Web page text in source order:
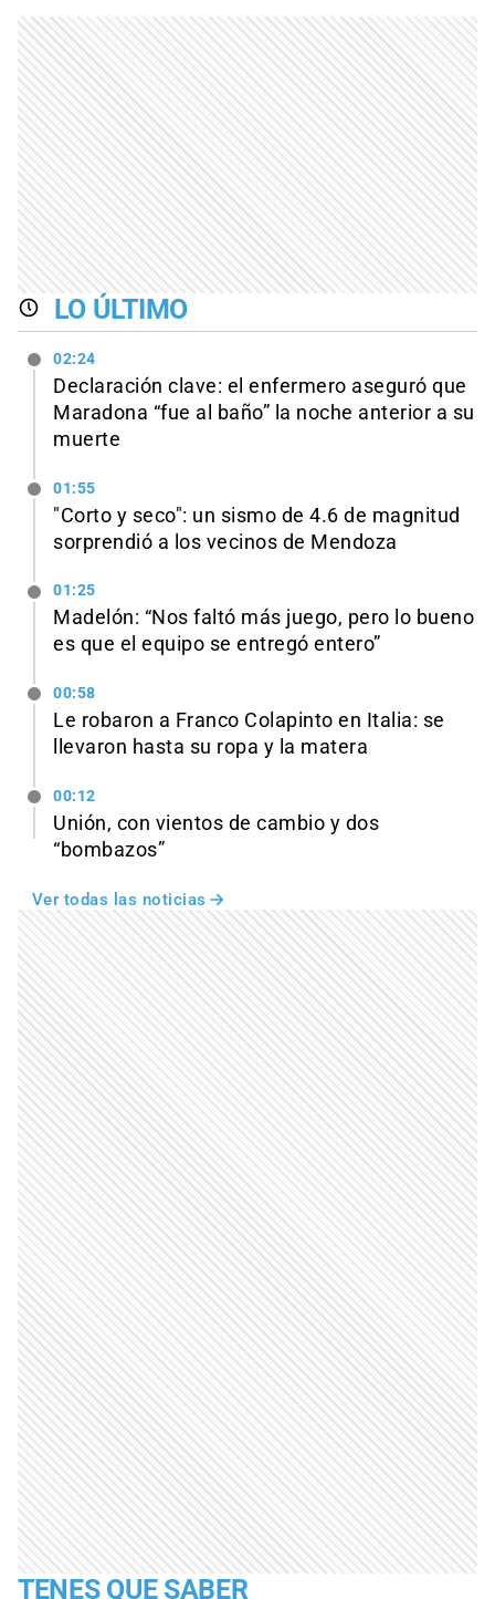
LO ÚLTIMO
02:24
Declaración clave: el enfermero aseguró que
Maradona “fue al baño” la noche anterior a su
muerte
01:55
"Corto y seco": un sismo de 4.6 de magnitud
sorprendió a los vecinos de Mendoza
01:25
Madelón: “Nos faltó más juego, pero lo bueno
es que el equipo se entregó entero”
00:58
Le robaron a Franco Colapinto en Italia: se
llevaron hasta su ropa y la matera
00:12
Unión, con vientos de cambio y dos
“bombazos”
Ver todas las noticias
TENES QUE SABER